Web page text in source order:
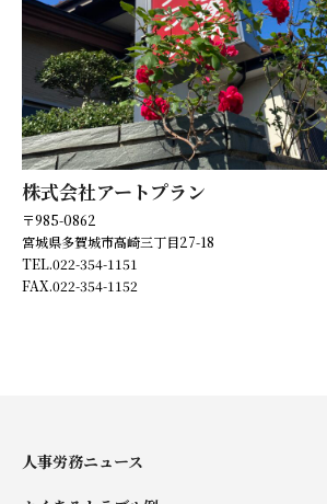
募集・採用時の留意点
株式会社アートプラン
〒985-0862
宮城県多賀城市高崎三丁目27-18
TEL.022-354-1151
FAX.022-354-1152
人事労務ニュース